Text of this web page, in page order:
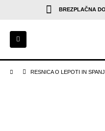
BREZPLAČNA
RESNICA O LEPOTI IN